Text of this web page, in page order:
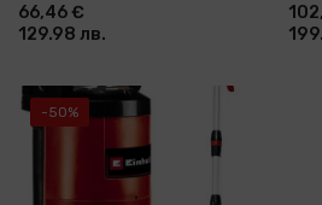
ч (4170682)
66,46 €
129.98 лв.
-50%